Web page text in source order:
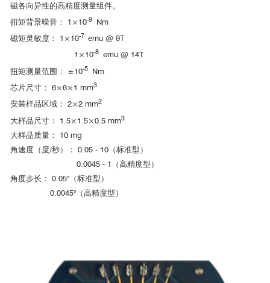
磁各向异性的高精度测量组件。
扭矩背景噪音： 1×10-9
Nm
磁矩灵敏度： 1×10-7 emu @ 9T
1×10-8 emu @ 14T
扭矩测量范围： ±10-5
Nm
芯片尺寸： 6×6×1 mm3
安装样品区域： 2×2 mm2
大样品尺寸： 1.5×1.5×0.5 mm3
大样品质量： 10 mg
角速度（度/秒）： 0.05 - 10（标准型）
0.0045 - 1（高精度型）
角度步长： 0.05°（标准型）
0.0045°（高精度型）
[2]